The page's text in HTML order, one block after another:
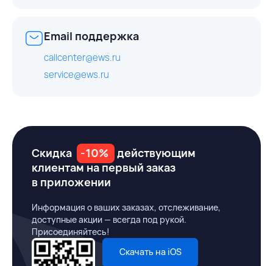
Email поддержка
callcenter@ews.ru
service@ews.ru
Скидка -10%
действующим
клиентам на первый заказ
в приложении
Информация о ваших заказах, отслеживание,
доступные акции — всегда под рукой.
Присоединяйтесь!
Скачать на iOS